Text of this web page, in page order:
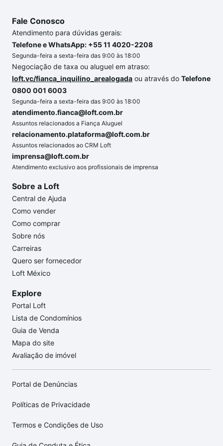
Fale Conosco
Atendimento para dúvidas gerais:
Telefone e WhatsApp: +55 11 4020-2208
Segunda-feira a sexta-feira das 9:00 às 18:00
Negociação de taxa ou aluguel em atraso:
loft.vc/fianca_inquilino_arealogada ou através do Telefone
0800 001 6003
Segunda-feira a sexta-feira das 9:00 às 18:00
atendimento.fianca@loft.com.br
Assuntos relacionados a Fiança Aluguel
relacionamento.plataforma@loft.com.br
Assuntos relacionados ao CRM Loft
imprensa@loft.com.br
Atendimento exclusivo aos profissionais de imprensa
Sobre a Loft
Central de Ajuda
Como vender
Como comprar
Sobre nós
Carreiras
Quero ser fornecedor
Loft México
Explore
Portal Loft
Lista de Condomínios
Guia de Venda
Mapa do site
Avaliação de imóvel
Portal de Denúncias
Políticas de Privacidade
Termos e Condições de Uso